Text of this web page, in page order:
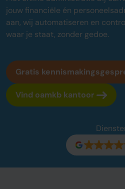
jouw financiële én
aan, wij automatiseren en
waar je staat, zonder gedoe.
Gratis
Vind oamkb kantoor
Accountancy
Zekerheid bij jaarrekening en cijfers
Strategisch advies voor groei
Over oamkb
Over ons
Adviescentrum